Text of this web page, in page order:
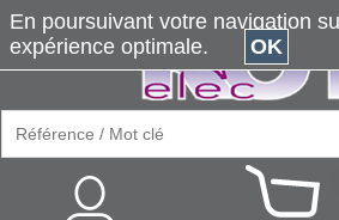
En poursuivant votre navigation
expérience optimale.
OK